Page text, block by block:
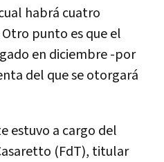
habrá cuatro
punto es que el
en diciembre -por
del que se otorgará
estuvo a cargo del
(FdT), titular